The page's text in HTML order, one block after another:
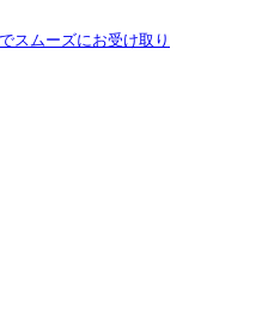
スムーズにお受け取り